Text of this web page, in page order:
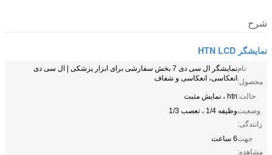
شرح
نمایشگر HTN LCD
نام
محصول:
نمایشگر ال سی دی 7 بخش سفارشی برای ابزار پزشکی | ال سی دی
انعکاسی، انعکاسی و شفاف
حالت:htn ، نمایش مثبت
وضعیت
رانندگی:
وظیفه 1/4 ، تعصب 1/3
جهت
مشاهده:
6 ساعت